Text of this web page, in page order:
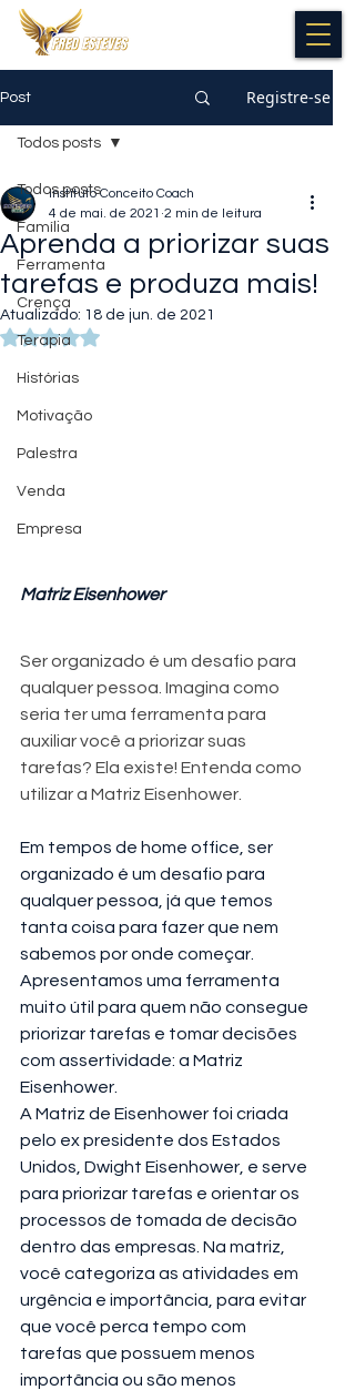
Post Registre-se
Todos posts
Família
Ferramenta
Crença
Terapia
Histórias
Motivação
Palestra
Venda
Empresa
Todos posts
Aprenda a priorizar suas
tarefas e produza mais!
Instituto Conceito Coach
4 de mai. de 2021 2 min de leitura
Atualizado: 18 de jun. de 2021
Avaliado com NaN de 5 estrelas.
Matriz Eisenhower
Ser organizado é um desafio para
qualquer pessoa. Imagina como
seria ter uma ferramenta para
auxiliar você a priorizar suas
tarefas? Ela existe! Entenda como
utilizar a Matriz Eisenhower.
Em tempos de home office, ser
organizado é um desafio para
qualquer pessoa, já que temos
tanta coisa para fazer que nem
sabemos por onde começar.
Apresentamos uma ferramenta
muito útil para quem não consegue
priorizar tarefas e tomar decisões
com assertividade: a Matriz
Eisenhower.
A Matriz de Eisenhower foi criada
pelo ex presidente dos Estados
Unidos, Dwight Eisenhower, e serve
para priorizar tarefas e orientar os
processos de tomada de decisão
dentro das empresas. Na matriz,
você categoriza as atividades em
urgência e importância, para evitar
que você perca tempo com
tarefas que possuem menos
importância ou são menos